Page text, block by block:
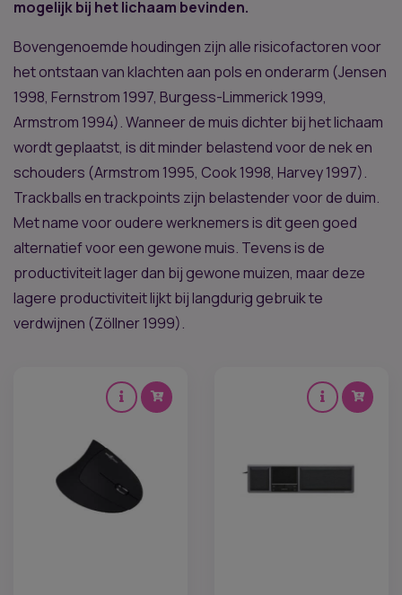
mogelijk bij het lichaam bevinden.
Bovengenoemde houdingen zijn alle risicofactoren voor
het ontstaan van klachten aan pols en onderarm (Jensen
1998, Fernstrom 1997, Burgess-Limmerick 1999,
Armstrom 1994). Wanneer de muis dichter bij het lichaam
wordt geplaatst, is dit minder belastend voor de nek en
schouders (Armstrom 1995, Cook 1998, Harvey 1997).
Trackballs en trackpoints zijn belastender voor de duim.
Met name voor oudere werknemers is dit geen goed
alternatief voor een gewone muis. Tevens is de
productiviteit lager dan bij gewone muizen, maar deze
lagere productiviteit lijkt bij langdurig gebruik te
verdwijnen (Zöllner 1999).